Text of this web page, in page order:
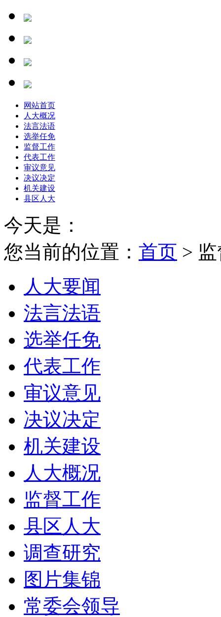
网站首页
人大概况
法言法语
选举任免
监督工作
代表工作
审议意见
决议决定
机关建设
县区人大
今天是：
您当前的位置： 首页 >
人大要闻
法言法语
选举任免
代表工作
审议意见
决议决定
机关建设
人大概况
监督工作
县区人大
调查研究
图片集锦
常委会领导